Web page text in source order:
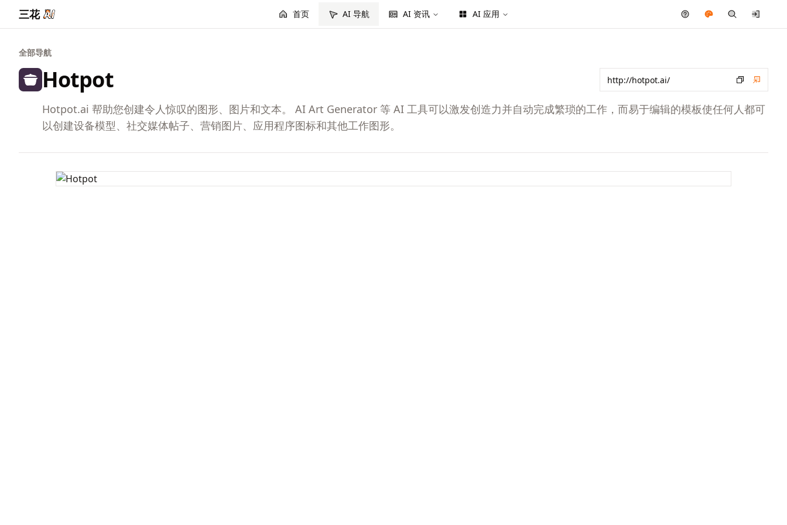
三花 首页 AI 导航 AI 资讯 AI 应用
全部导航
Hotpot
Hotpot.ai 帮助您创建令人惊叹的图形、图片和文本。 AI Art Generator 等 AI 工具可以激发创造力并自动完成繁琐的工作，而易于编辑的模板使任何人都可
以创建设备模型、社交媒体帖子、营销图片、应用程序图标和其他工作图形。